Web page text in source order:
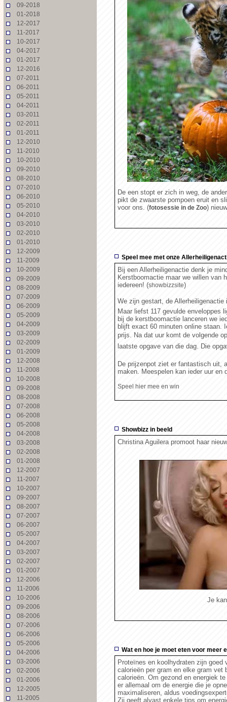
09-2018
01-2018
12-2017
11-2017
10-2017
04-2017
01-2017
12-2016
07-2011
06-2011
05-2011
04-2011
03-2011
02-2011
01-2011
12-2010
11-2010
10-2010
09-2010
08-2010
07-2010
06-2010
05-2010
04-2010
03-2010
02-2010
01-2010
12-2009
11-2009
10-2009
09-2009
08-2009
07-2009
06-2009
05-2009
04-2009
03-2009
02-2009
01-2009
12-2008
11-2008
10-2008
09-2008
08-2008
07-2008
06-2008
05-2008
04-2008
03-2008
02-2008
01-2008
12-2007
11-2007
10-2007
09-2007
08-2007
07-2007
06-2007
05-2007
04-2007
03-2007
02-2007
01-2007
12-2006
11-2006
10-2006
09-2006
08-2006
07-2006
06-2006
05-2006
04-2006
03-2006
02-2006
01-2006
12-2005
11-2005
De een stopt er zich in weg, de
pikt de zwaarste pompoen eruit en
voor ons. (fotosessie in de Zoo)
Speel mee met onze
Bij een Allerheiligenactie denk je
Kerstboomactie maar we willen van
iedereen! (showbizzsite)
We zijn gestart, de Allerheiligenactie
Maar liefst 117 gevulde enveloppes
bij de kerstboomactie lanceren we
blijft exact 60 minuten online staan.
prijs. Na dat uur komt de volgende
laatste opgave van die dag. Die
De prijzenpot ziet er fantastisch uit,
maken. Meespelen kan ieder uur
Speel hier mee en win
Showbizz in beeld
Christina Aguilera promoot haar
Je
Wat en hoe je moet eten voor meer
Proteïnes en koolhydraten zijn goed
calorieën per gram en elke gram vet
calorieën. Om gezond en energiek
er allemaal om de energie die je
maximaliseren, aldus
Zij geeft alvast enkele tips om